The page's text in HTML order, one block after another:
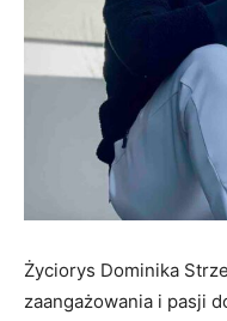
Życiorys Dominika
zaangażowania i pasji